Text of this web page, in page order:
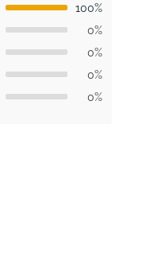
100%
0%
0%
0%
0%